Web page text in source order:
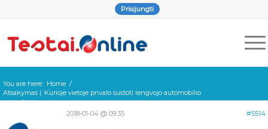
Prisijungti
You are here: Home /
Atsakymas į: Kurioje vietoje privalo sustoti lengvojo automobilio
vairuotojas ...
2018-01-04 @ 09:35
#5514